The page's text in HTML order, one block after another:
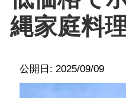
縄家庭料
公開日: 2025/09/09